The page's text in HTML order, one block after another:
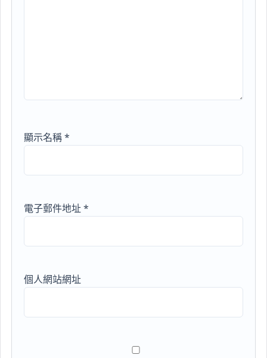
顯示名稱*
電子郵件地址*
個人網站網址